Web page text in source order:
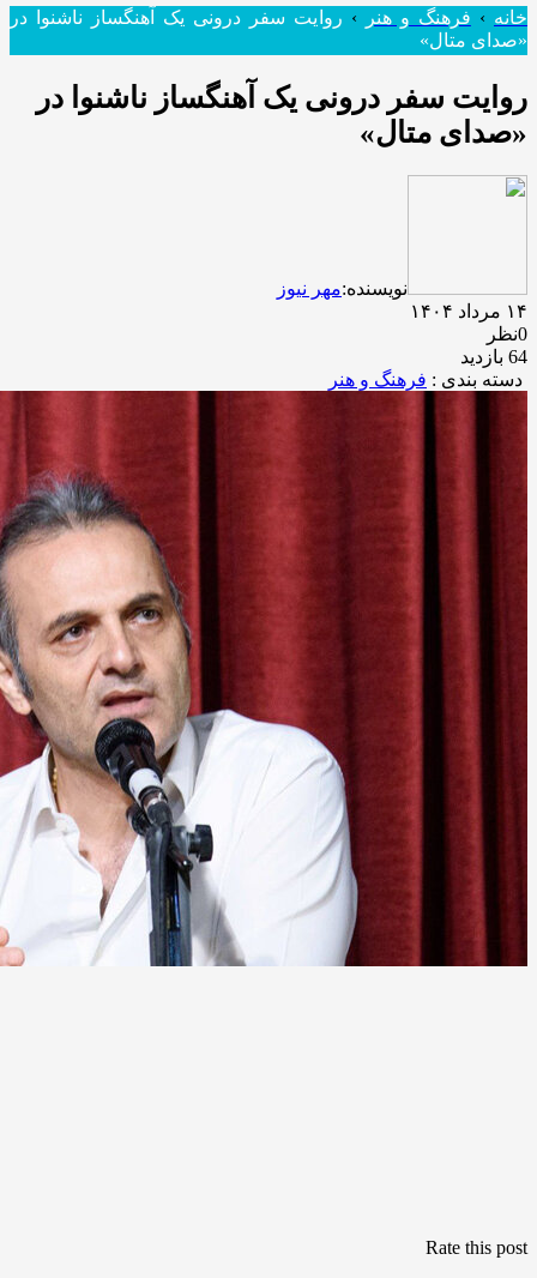
خانه › فرهنگ و هنر › روایت سفر درونی یک آهنگساز ناشنوا در
«صدای متال»
روایت سفر درونی یک آهنگساز ناشنوا در
«صدای متال»
نویسنده:مهر نیوز
۱۴ مرداد ۱۴۰۴
0نظر
64 بازدید
دسته بندی : فرهنگ و هنر
Rate this post